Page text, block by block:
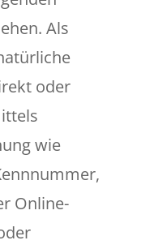
Als
oder
wie
Online-